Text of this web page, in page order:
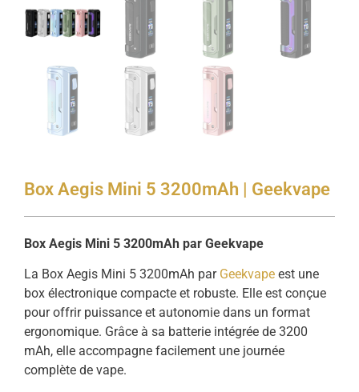
Box Aegis Mini 5 3200mAh | Geekvape
Box Aegis Mini 5 3200mAh par Geekvape
La Box Aegis Mini 5 3200mAh par Geekvape est une
box électronique compacte et robuste. Elle est conçue
pour offrir puissance et autonomie dans un format
ergonomique. Grâce à sa batterie intégrée de 3200
mAh, elle accompagne facilement une journée
complète de vape.